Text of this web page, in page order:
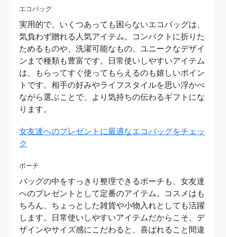
エコバッグ
実用的で、いくつあっても困らないエコバッグは、
気負わず贈れる人気アイテム。 コンパクトに折りた
ためるものや、洗濯可能なもの、ユニークなデザイ
ンまで種類も豊富です。日常使いしやすいアイテム
は、もらってすぐ使ってもらえるのも嬉しいポイン
トです。相手の好みやライフスタイルを思い浮かべ
ながら選ぶことで、より気持ちの伝わるギフトにな
ります。
女友達へのプレゼントに最適なエコバッグをチェッ
ク
ポーチ
バッグの中をすっきり整理できるポーチも、女友達
へのプレゼントとして定番のアイテム。コスメはも
ちろん、ちょっとした雑貨や小物入れとしても活躍
します。
日常使いしやすいアイテムだからこそ、デ
ザインやサイズ感にこだわると、喜ばれること間違